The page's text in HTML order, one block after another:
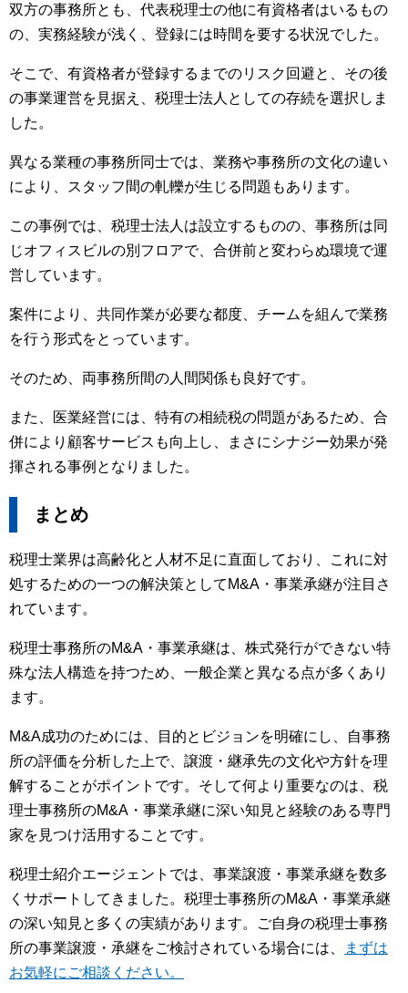
双方の事務所とも、代表税理士の他に有資格者はいるもの
の、実務経験が浅く、登録には時間を要する状況でした。
そこで、有資格者が登録するまでのリスク回避と、その後
の事業運営を見据え、税理士法人としての存続を選択しま
した。
異なる業種の事務所同士では、業務や事務所の文化の違い
により、スタッフ間の軋轢が生じる問題もあります。
この事例では、税理士法人は設立するものの、事務所は同
じオフィスビルの別フロアで、合併前と変わらぬ環境で運
営しています。
案件により、共同作業が必要な都度、チームを組んで業務
を行う形式をとっています。
そのため、両事務所間の人間関係も良好です。
また、医業経営には、特有の相続税の問題があるため、合
併により顧客サービスも向上し、まさにシナジー効果が発
揮される事例となりました。
まとめ
税理士業界は高齢化と人材不足に直面しており、これに対
処するための一つの解決策としてM&A・事業承継が注目さ
れています。
税理士事務所のM&A・事業承継は、株式発行ができない特
殊な法人構造を持つため、一般企業と異なる点が多くあり
ます。
M&A成功のためには、目的とビジョンを明確にし、自事務
所の評価を分析した上で、譲渡・継承先の文化や方針を理
解することがポイントです。そして何より重要なのは、税
理士事務所のM&A・事業承継に深い知見と経験のある専門
家を見つけ活用することです。
税理士紹介エージェントでは、事業譲渡・事業承継を数多
くサポートしてきました。税理士事務所のM&A・事業承継
の深い知見と多くの実績があります。ご自身の税理士事務
所の事業譲渡・承継をご検討されている場合には、
まずは
お気軽にご相談ください。